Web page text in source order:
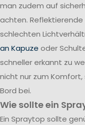
man zudem auf
achten.
schlechten
an Kapuze oder
schneller erkannt zu
nicht nur zum
Bord bei.
Wie sollte ein
Ein Spraytop sollte